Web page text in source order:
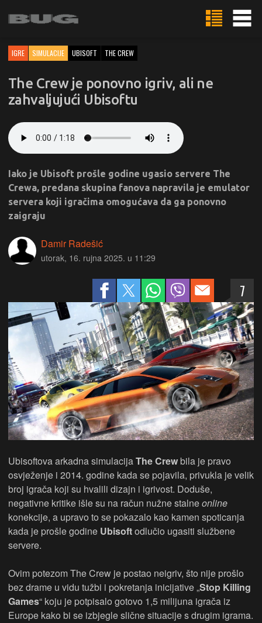
IGRE SIMULACIJE UBISOFT THE CREW
The Crew je ponovno igriv, ali ne
zahvaljujući Ubisoftu
Iako je Ubisoft prošle godine ugasio servere The
Crewa, predana skupina fanova napravila je emulator
servera koji igračima omogućava da ga ponovno
zaigraju
Damir Radešić
utorak, 16. rujna 2025. u 11:29
7
Ubisoftova arkadna simulacijaThe Crew bila je pravo
osvježenje i 2014. godine kada se pojavila, privukla je velik
broj igrača koji su hvalili dizajn i igrivost. Doduše,
negativne kritike išle su na račun nužne stalneonline
konekcije, a upravo to se pokazalo kao kamen spoticanja
kada je prošle godine Ubisoftodlučio ugasiti službene
servere.
Ovim potezom The Crew je postao neigriv, što nije prošlo
bez drame u vidu tužbi i pokretanja inicijative „Stop Killing
Games“ koju je potpisalo gotovo 1,5 milijuna igrača iz
Europe kako bi se izbjegle slične situacije s drugim igrama.